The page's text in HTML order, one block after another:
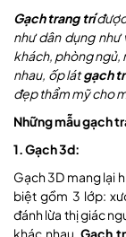
Gạch trang tríđược
như dân dụng như
khách, phòng ngủ,
nhau, ốp látgạch
đẹp thẩm mỹ cho
Những mẫu gạch
1. Gạch 3d:
Gạch 3D mang lại
biệt gồm 3 lớp:
đánh lừa thị giác
khác nhau.Gạch